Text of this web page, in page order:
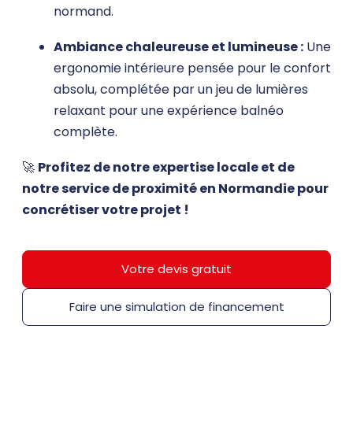
normand.
Ambiance chaleureuse et lumineuse : Une
ergonomie intérieure pensée pour le confort
absolu, complétée par un jeu de lumières
relaxant pour une expérience balnéo
complète.
🚀 Profitez de notre expertise locale et de
notre service de proximité en Normandie pour
concrétiser votre projet !
Votre devis gratuit
Faire une simulation de financement